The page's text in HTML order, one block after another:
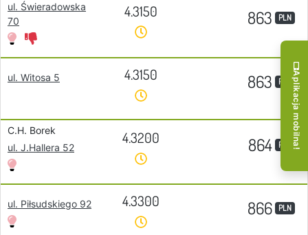
ul. Świeradowska
70
4.3150 863 PLN
ul. Witosa 5 4.3150 863 PLN
C.H. Borek
ul. J.Hallera 52
4.3200 864 PLN
ul. Piłsudskiego 92 4.3300 866 PLN
Aplikacja mobilna!